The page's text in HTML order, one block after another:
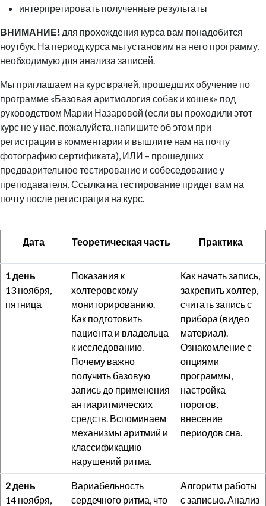
интерпретировать полученные результаты
ВНИМАНИЕ! для прохождения курса вам понадобится
ноутбук. На период курса мы установим на него программу,
необходимую для анализа записей.
Мы приглашаем на курс врачей, прошедших обучение по
программе «Базовая аритмология собак и кошек» под
руководством Марии Назаровой (если вы проходили этот
курс не у нас, пожалуйста, напишите об этом при
регистрации в комментарии и вышлите нам на почту
фотографию сертификата), ИЛИ – прошедших
предварительное тестирование и собеседование у
преподавателя. Ссылка на тестирование придет вам на
почту после регистрации на курс.
Дата Теоретическая часть Практика
1 день
13 ноября,
пятница
Показания к
холтеровскому
мониторированию.
Как подготовить
пациента и владельца
к исследованию.
Почему важно
получить базовую
запись до применения
антиаритмических
средств. Вспоминаем
механизмы аритмий и
классификацию
нарушений ритма.
Как начать запись,
закрепить холтер,
считать запись с
прибора (видео
материал).
Ознакомление с
опциями
программы,
настройка
порогов,
внесение
периодов сна.
2 день
14 ноября,
Вариабельность
сердечного ритма, что
Алгоритм работы
с записью. Анализ